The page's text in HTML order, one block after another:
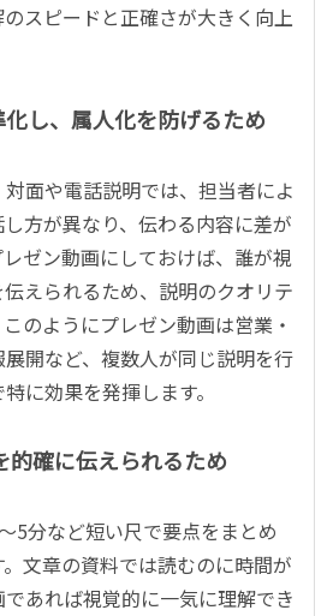
スピードと正確さが大きく向上
し、属人化を防げるため
面や電話説明では、担当者によ
方が異なり、伝わる内容に差が
ゼン動画にしておけば、誰が視
えられるため、説明のクオリテ
のようにプレゼン動画は営業・
開など、複数人が同じ説明を行
に効果を発揮します。
的確に伝えられるため
〜5分など短い尺で要点をまとめ
文章の資料では読むのに時間が
あれば視覚的に一気に理解でき